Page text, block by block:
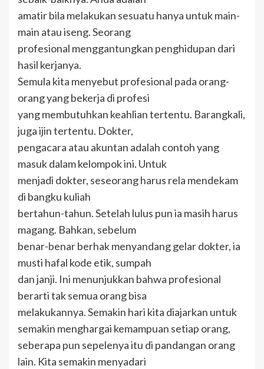
amatir bila melakukan sesuatu hanya untuk main-
main atau iseng. Seorang
profesional menggantungkan penghidupan dari
hasil kerjanya.
Semula kita menyebut profesional pada orang-
orang yang bekerja di profesi
yang membutuhkan keahlian tertentu. Barangkali,
juga ijin tertentu. Dokter,
pengacara atau akuntan adalah contoh yang
masuk dalam kelompok ini. Untuk
menjadi dokter, seseorang harus rela mendekam
di bangku kuliah
bertahun-tahun. Setelah lulus pun ia masih harus
magang. Bahkan, sebelum
benar-benar berhak menyandang gelar dokter, ia
musti hafal kode etik, sumpah
dan janji. Ini menunjukkan bahwa profesional
berarti tak semua orang bisa
melakukannya. Semakin hari kita diajarkan untuk
semakin menghargai kemampuan setiap orang,
seberapa pun sepelenya itu di pandangan orang
lain. Kita semakin menyadari